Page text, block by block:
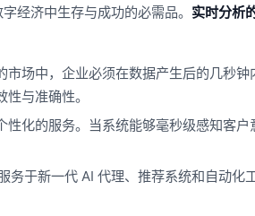
经济中生存与成功的必需品。 实时分析
市场中，企业必须在数据产生后的几秒钟
与准确性。
性化的服务。当系统能够毫秒级感知客户
务于新一代 AI 代理、推荐系统和自动化